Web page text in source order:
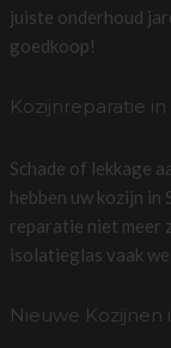
juiste onderhoud
goedkoop!
Kozijnreparatie in
Schade of lekkage
hebben uw kozijn
reparatie niet meer
isolatieglas vaak
Nieuwe Kozijnen